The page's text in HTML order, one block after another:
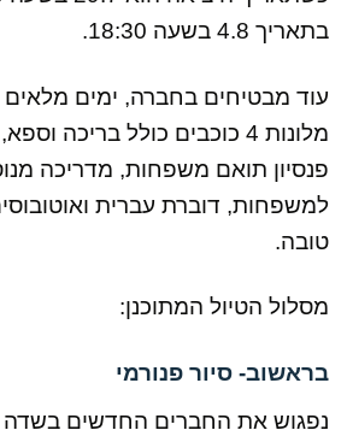
בתאריך 4.8 בשעה 18:30.
עוד מבטיחים בחברה, ימים מלאים
מלונות 4 כוכבים כולל בריכה
פנסיון תואם משפחות, מדריכה
למשפחות, דוברת עברית
טובה.
מסלול הטיול המתוכנן:
בראשוב- סיור פנורמי
נפגוש את החברים החדשים בשדה